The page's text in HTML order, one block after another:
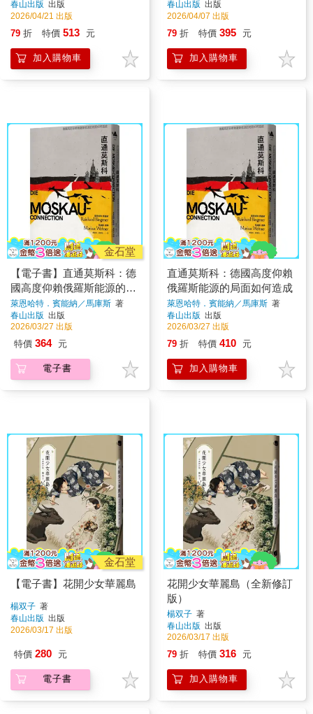
春山出版 出版
2026/04/21 出版
79 折 特價 513 元
加入購物車
春山出版 出版
2026/04/07 出版
79 折 特價 395 元
加入購物車
金石堂
【電子書】直通莫斯科：德
國高度仰賴俄羅斯能源的局
面如何造成
萊恩哈特．賓能納／馬庫斯 著
春山出版 出版
2026/03/27 出版
特價 364 元
電子書
直通莫斯科：德國高度仰賴
俄羅斯能源的局面如何造成
萊恩哈特．賓能納／馬庫斯 著
春山出版 出版
2026/03/27 出版
79 折 特價 410 元
加入購物車
金石堂
【電子書】花開少女華麗島
楊双子 著
春山出版 出版
2026/03/17 出版
特價 280 元
電子書
花開少女華麗島（全新修訂
版）
楊双子 著
春山出版 出版
2026/03/17 出版
79 折 特價 316 元
加入購物車